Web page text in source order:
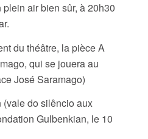
plein air bien sûr, à 20h30
du théâtre, la pièce A
qui se jouera au
José Saramago)
do silêncio aux
Gulbenkian, le 10